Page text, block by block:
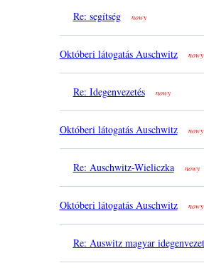
Re: segítség nowy
Októberi látogatás Auschwitz nowy
Re: Idegenvezetés nowy
Októberi látogatás Auschwitz nowy
Re: Auschwitz-Wieliczka nowy
Októberi látogatás Auschwitz nowy
Re: Auswitz magyar